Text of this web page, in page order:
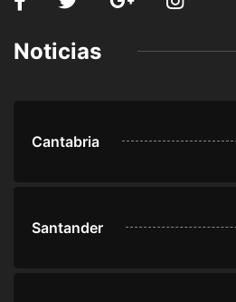
Noticias
Cantabria
Santander